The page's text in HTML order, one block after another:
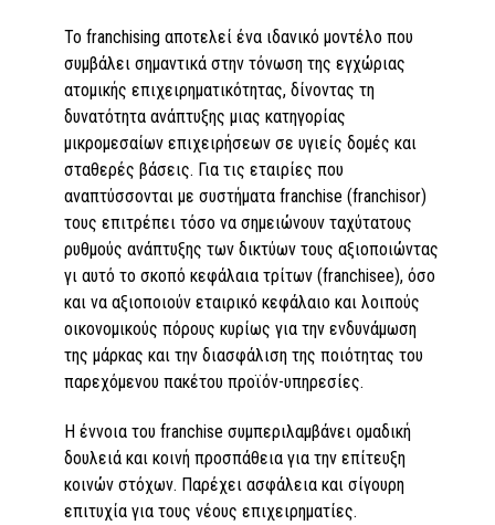
Το franchising αποτελεί ένα ιδανικό μοντέλο που
συμβάλει σημαντικά στην τόνωση της εγχώριας
ατομικής επιχειρηματικότητας, δίνοντας τη
δυνατότητα ανάπτυξης μιας κατηγορίας
μικρομεσαίων επιχειρήσεων σε υγιείς δομές και
σταθερές βάσεις. Για τις εταιρίες που
αναπτύσσονται με συστήματα franchise (franchisor)
τους επιτρέπει τόσο να σημειώνουν ταχύτατους
ρυθμούς ανάπτυξης των δικτύων τους αξιοποιώντας
γι αυτό το σκοπό κεφάλαια τρίτων (franchisee), όσο
και να αξιοποιούν εταιρικό κεφάλαιο και λοιπούς
οικονομικούς πόρους κυρίως για την ενδυνάμωση
της μάρκας και την διασφάλιση της ποιότητας του
παρεχόμενου πακέτου προϊόν-υπηρεσίες.
Η έννοια του franchise συμπεριλαμβάνει ομαδική
δουλειά και κοινή προσπάθεια για την επίτευξη
κοινών στόχων. Παρέχει ασφάλεια και σίγουρη
επιτυχία για τους νέους επιχειρηματίες.